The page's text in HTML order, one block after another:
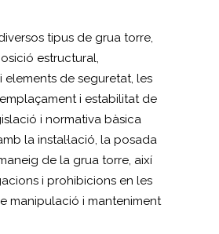
tipus de grua torre,
estructural,
elements de seguretat, les
i estabilitat de
i normativa bàsica
la instal·lació, la posada
de la grua torre, així
i prohibicions en les
manipulació i manteniment